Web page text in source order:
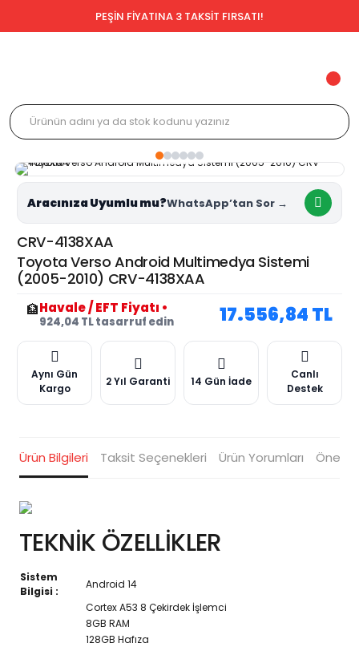
PEŞİN FİYATINA 3 TAKSİT FIRSATI!
Aracınıza Uyumlu mu?
CRV-4138XAA
Toyota Verso Android Multimedya Sistemi
(2005-2010) CRV-4138XAA
🏦Havale / EFT Fiyatı •
924,04 TL tasarruf edin 17.556,84 TL
Aynı Gün
Kargo
2 Yıl Garanti 14 Gün İade
Canlı
Destek
Ürün Bilgileri Taksit Seçenekleri Ürün Yorumları
TEKNİK ÖZELLİKLER
Sistem
Bilgisi :
Android 14
Cortex A53 8 Çekirdek İşlemci
8GB RAM
128GB Hafıza